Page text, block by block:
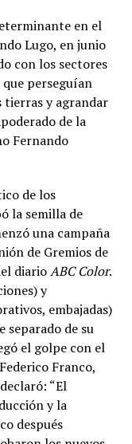
en el
Lugo, en junio
con los sectores
perseguían
tierras y agrandar
de la
Fernando
de los
la semilla de
una campaña
de Gremios de
diarioABC Color.
y
embajadas)
separado de su
el golpe con el
Franco,
“El
y la
después